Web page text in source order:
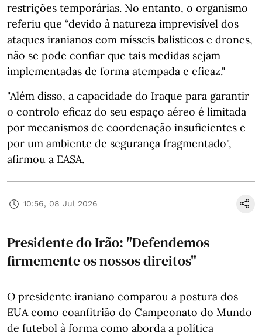
restrições temporárias. No entanto, o organismo
referiu que “devido à natureza imprevisível dos
ataques iranianos com mísseis balísticos e drones,
não se pode confiar que tais medidas sejam
implementadas de forma atempada e eficaz."
"Além disso, a capacidade do Iraque para garantir
o controlo eficaz do seu espaço aéreo é limitada
por mecanismos de coordenação insuficientes e
por um ambiente de segurança fragmentado",
afirmou a EASA.
10:56, 08 Jul 2026
Presidente do Irão: "Defendemos
firmemente os nossos direitos"
O presidente iraniano comparou a postura dos
EUA como coanfitrião do Campeonato do Mundo
de futebol à forma como aborda a política